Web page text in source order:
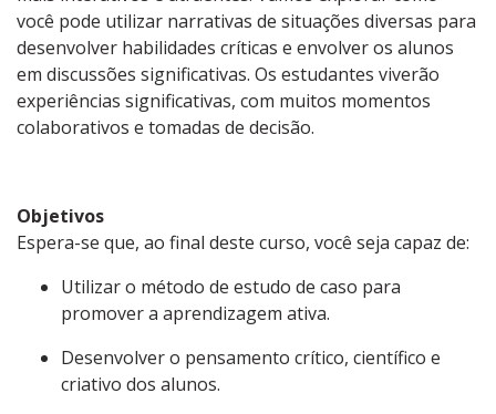
você pode utilizar narrativas de situações diversas para
desenvolver habilidades críticas e envolver os alunos
em discussões significativas. Os estudantes viverão
experiências significativas, com muitos momentos
colaborativos e tomadas de decisão.
Objetivos
Espera-se que, ao final deste curso, você seja capaz de:
Utilizar o método de estudo de caso para
promover a aprendizagem ativa.
Desenvolver o pensamento crítico, científico e
criativo dos alunos.